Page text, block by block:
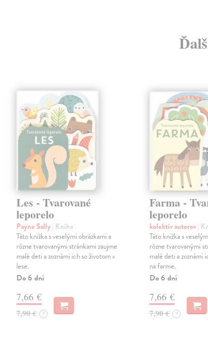
Les - Tvarované
leporelo
Payne Sally| Kniha
Táto knižka s veselými obrázkami a
rôzne tvarovanými stránkami zaujme
malé deti a zoznámi ich so životom v
lese.
Do 6 dní
7,66 €
7,90 € ?
Farma -
leporelo
kolektív autorov|
Táto knižka s
rôzne tvarovanými
malé deti a zoznámi
na farme.
Do 6 dní
7,66 €
7,90 € ?